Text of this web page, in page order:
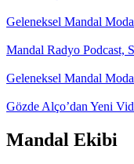
Geleneksel Mandal
Mandal Radyo Podcast,
Geleneksel Mandal
Gözde Alço’dan Yeni
Mandal Ekibi